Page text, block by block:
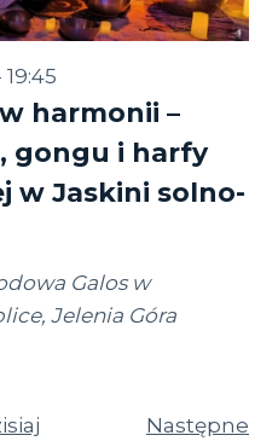
harmonii –
gongu i harfy
w Jaskini solno-
19:45
Galos w
Jelenia Góra
Następne